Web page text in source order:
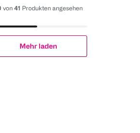
von41 Produkten angesehen
Mehr laden